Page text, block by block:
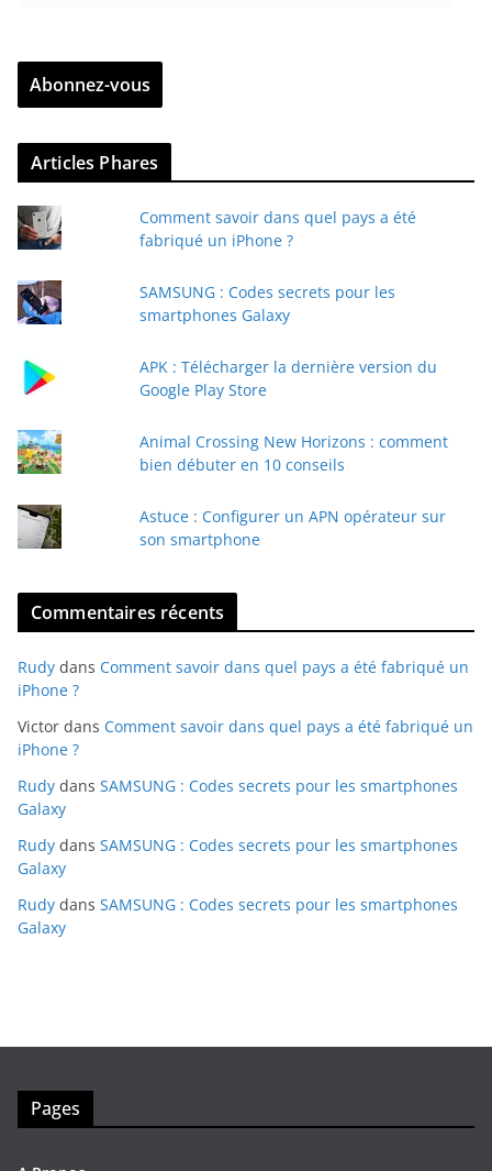
r
z
v
r
e
e
-
a
Abonnez-vous
Articles Phares
Comment savoir dans quel pays a été
fabriqué un iPhone ?
SAMSUNG : Codes secrets pour les
smartphones Galaxy
APK : Télécharger la dernière version du
Google Play Store
Animal Crossing New Horizons : comment
bien débuter en 10 conseils
Astuce : Configurer un APN opérateur sur
son smartphone
Commentaires récents
Rudy dans Comment savoir dans quel pays a été fabriqué un
iPhone ?
Victor dans Comment savoir dans quel pays a été fabriqué un
iPhone ?
Rudy dans SAMSUNG : Codes secrets pour les smartphones
Galaxy
Rudy dans SAMSUNG : Codes secrets pour les smartphones
Galaxy
Rudy dans SAMSUNG : Codes secrets pour les smartphones
Galaxy
Pages